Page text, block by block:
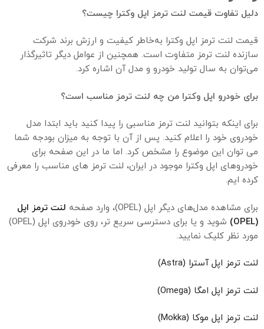
دلیل تفاوت قیمت لنت ترمز اپل وکترا چیست؟
قیمت لنت ترمز اپل وکترا به‌خاطر کیفیت و ارزش برند شرکت
سازنده لنت ترمز متفاوت است. همچنین از عوامل دیگر تاثیر‌گذار
می‌توان به سال تولید خودرو و مدل آن اشاره کرد.
برای خودرو اپل وکترا من چه لنت ترمز مناسب است؟
برای اینکه بتوانید لنت ترمز مناسبی را پیدا کنید باید ابتدا مدل
خودروی خود را اعلام کنید. پس از آن با توجه به میزان بودجه شما
می توان این موضوع را مشخص کرد. اما ما در این صفحه برای
خودروهای اپل وکترا موجود در ایران، لنت ترمز های مناسب را معرفی
کرده ایم.
برای مشاهده مدل‌های دیگر اپل (OPEL)، وارد صفحه
لنت ترمز اپل
(OPEL)
شوید و یا برای دسترسی سریع تر، روی خودروی اپل (OPEL)
مورد نظر کلیک نمایید.
لنت ترمز اپل آسترا (Astra)
لنت ترمز اپل امگا (Omega)
لنت ترمز اپل موکا (Mokka)